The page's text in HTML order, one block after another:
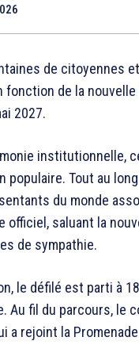
de citoyennes
fonction de la
2027.
institutionnelle,
populaire. Tout au
du monde
officiel, saluant la
de sympathie.
le défilé est parti à
Au fil du parcours, le
rejoint la